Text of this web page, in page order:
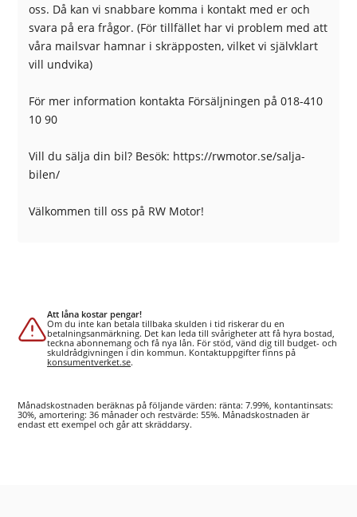
oss. Då kan vi snabbare komma i kontakt med er och
svara på era frågor. (För tillfället har vi problem med att
våra mailsvar hamnar i skräpposten, vilket vi självklart
vill undvika)
För mer information kontakta Försäljningen på 018-410
10 90
Vill du sälja din bil? Besök: https://rwmotor.se/salja-
bilen/
Välkommen till oss på RW Motor!
Att låna kostar pengar!
Om du inte kan betala tillbaka skulden i tid riskerar du en
betalningsanmärkning. Det kan leda till svårigheter att få hyra bostad,
teckna abonnemang och få nya lån. För stöd, vänd dig till budget- och
skuldrådgivningen i din kommun. Kontaktuppgifter finns på
konsumentverket.se.
Månadskostnaden beräknas på följande värden: ränta: 7.99%, kontantinsats:
30%, amortering: 36 månader och restvärde: 55%. Månadskostnaden är
endast ett exempel och går att skräddarsy.